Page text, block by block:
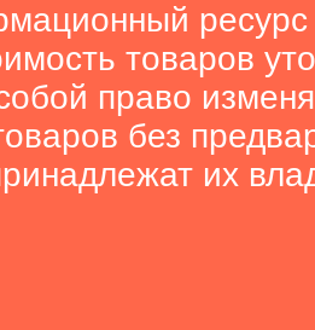
ресурс
товаров
право
без
их